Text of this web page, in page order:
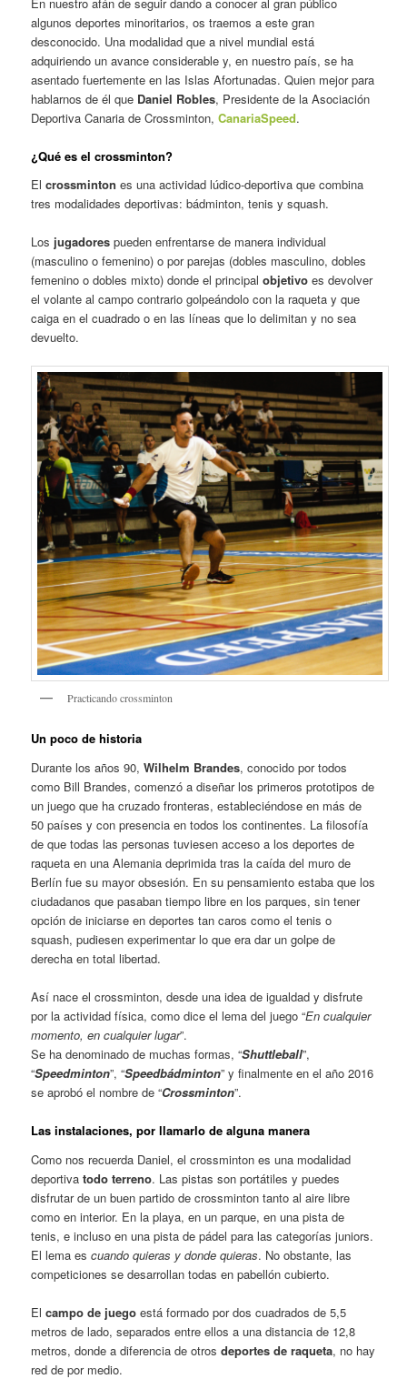
algunos deportes minoritarios, os traemos a este gran
desconocido. Una modalidad que a nivel mundial está
adquiriendo un avance considerable y, en nuestro país, se ha
asentado fuertemente en las Islas Afortunadas. Quien mejor para
hablarnos de él que Daniel Robles, Presidente de la Asociación
Deportiva Canaria de Crossminton,CanariaSpeed.
¿Qué es el crossminton?
Elcrossminton es una actividad lúdico-deportiva que combina
tres modalidades deportivas: bádminton, tenis y squash.
Los jugadores pueden enfrentarse de manera individual
(masculino o femenino) o por parejas (dobles masculino, dobles
femenino o dobles mixto) donde el principalobjetivo es devolver
el volante al campo contrario golpeándolo con la raqueta y que
caiga en el cuadrado o en las líneas que lo delimitan y no sea
devuelto.
Practicando crossminton
Un poco de historia
Durante los años 90,Wilhelm Brandes, conocido por todos
como Bill Brandes, comenzó a diseñar los primeros prototipos de
un juego que ha cruzado fronteras, estableciéndose en más de
50 países y con presencia en todos los continentes. La filosofía
de que todas las personas tuviesen acceso a los deportes de
raqueta en una Alemania deprimida tras la caída del muro de
Berlín fue su mayor obsesión. En su pensamiento estaba que los
ciudadanos que pasaban tiempo libre en los parques, sin tener
opción de iniciarse en deportes tan caros como el tenis o
squash, pudiesen experimentar lo que era dar un golpe de
derecha en total libertad.
Así nace el crossminton, desde una idea de igualdad y disfrute
por la actividad física, como dice el lema del juego “En cualquier
momento, en cualquier lugar”.
Se ha denominado de muchas formas, “Shuttleball”,
“Speedminton”, “Speedbádminton” y finalmente en el año 2016
se aprobó el nombre de “Crossminton”.
Las instalaciones, por llamarlo de alguna manera
Como nos recuerda Daniel, el crossminton es una modalidad
deportivatodo terreno. Las pistas son portátiles y puedes
disfrutar de un buen partido de crossminton tanto al aire libre
como en interior. En la playa, en un parque, en una pista de
tenis, e incluso en una pista de pádel para las categorías juniors.
El lema escuando quieras y donde quieras. No obstante, las
competiciones se desarrollan todas en pabellón cubierto.
Elcampo de juego está formado por dos cuadrados de 5,5
metros de lado, separados entre ellos a una distancia de 12,8
metros, donde a diferencia de otrosdeportes de raqueta, no hay
red de por medio.